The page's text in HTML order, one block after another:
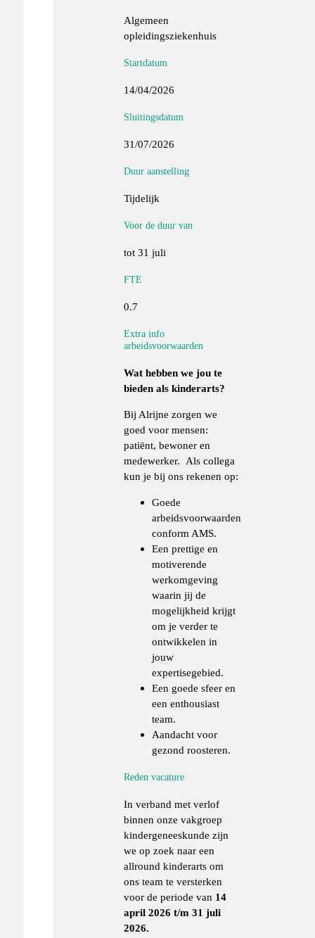
Algemeen
opleidingsziekenhuis
Startdatum
14/04/2026
Sluitingsdatum
31/07/2026
Duur aanstelling
Tijdelijk
Voor de duur van
tot 31 juli
FTE
0.7
Extra info
arbeidsvoorwaarden
Wat hebben we jou te
bieden als kinderarts?
Bij Alrijne zorgen we
goed voor mensen:
patiënt, bewoner en
medewerker. Als collega
kun je bij ons rekenen op:
Goede
arbeidsvoorwaarden
conform AMS.
Een prettige en
motiverende
werkomgeving
waarin jij de
mogelijkheid krijgt
om je verder te
ontwikkelen in
jouw
expertisegebied.
Een goede sfeer en
een enthousiast
team.
Aandacht voor
gezond roosteren.
Reden vacature
In verband met verlof
binnen onze vakgroep
kindergeneeskunde zijn
we op zoek naar een
allround kinderarts om
ons team te versterken
voor de periode van 14
april 2026 t/m 31 juli
2026.